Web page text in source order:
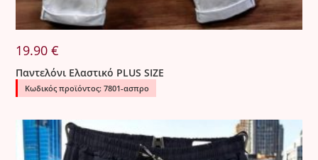
19.90€
Παντελόνι Ελαστικό PLUS SIZE
Κωδικός προϊόντος: 7801-ασπρο